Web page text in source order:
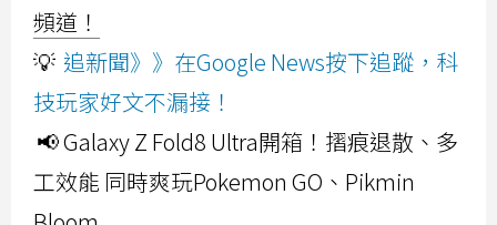
頻道！
💡 追新聞》》在Google News按下追蹤，科
技玩家好文不漏接！
📢 Galaxy Z Fold8 Ultra開箱！摺痕退散、多
工效能 同時爽玩Pokemon GO、Pikmin